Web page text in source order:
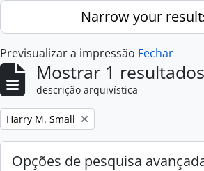
Skip to main contentNarrow your
Previsualizar a impressão Fechar
Mostrar 1 resultados
descrição arquivística
Remove filter:
Harry M. Small
Opções de pesquisa